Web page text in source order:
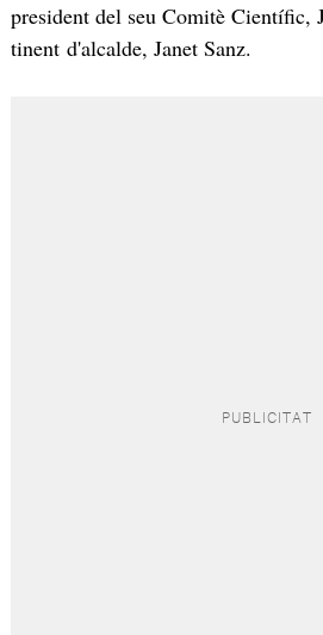
president del seu Comitè Científic,
tinent d'alcalde, Janet Sanz.